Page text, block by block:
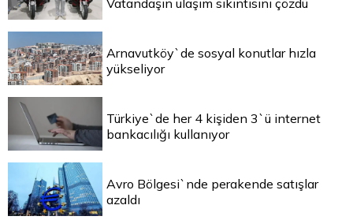
Vatandaşın ulaşım sıkıntısını çözdü
Arnavutköy`de sosyal konutlar hızla
yükseliyor
Türkiye`de her 4 kişiden 3`ü internet
bankacılığı kullanıyor
Avro Bölgesi`nde perakende satışlar
azaldı